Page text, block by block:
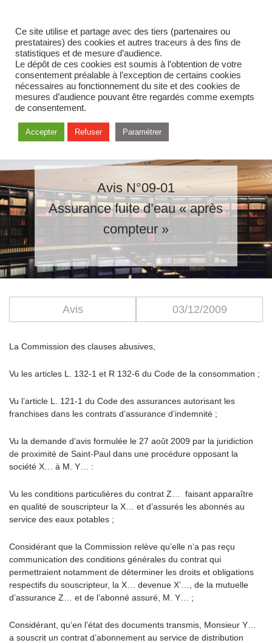
Avis N°09-01
Assurance fuite d’eau « après
compteur »
Avis 03/12/2009
La Commission des clauses abusives,
Vu les articles L. 132-1 et R 132-6 du Code de la consommation ;
Vu l’article L. 121-1 du Code des assurances autorisant les
franchises dans les contrats d’assurance d’indemnité ;
Vu la demande d’avis formulée le 27 août 2009 par la juridiction
de proximité de Saint-Paul dans une procédure opposant la
société X… à M. Y… :
Vu les conditions particulières du contrat Z… faisant apparaître
en qualité de souscripteur la X… et d’assurés les abonnés au
service des eaux potables ;
Considérant que la Commission relève qu’elle n’a pas reçu
communication des conditions générales du contrat qui
permettraient notamment de déterminer les droits et obligations
respectifs du souscripteur, la X… devenue X’…, de la mutuelle
d’assurance Z… et de l’abonné assuré, M. Y… ;
Considérant, qu’en l’état des documents transmis, Monsieur Y…
a souscrit un contrat d’abonnement au service de distribution
Ce site utilise et partage avec des tiers (partenaires ou
prestataires) des cookies et autres traceurs à des fins de
statistiques et de mesure d’audience.
Le dépôt de ces cookies est soumis à l’obtention de votre
consentement préalable à l’exception de certains cookies
nécessaires au fonctionnement du site et des cookies de
mesures d’audience pouvant être regardés comme exempts
de consentement.
Accepter Refuser Paramétrer